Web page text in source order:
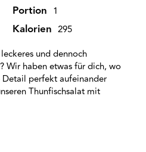
Portion 1
Kalorien 295
und dennoch
Wir haben etwas für dich, wo
perfekt aufeinander
Thunfischsalat mit